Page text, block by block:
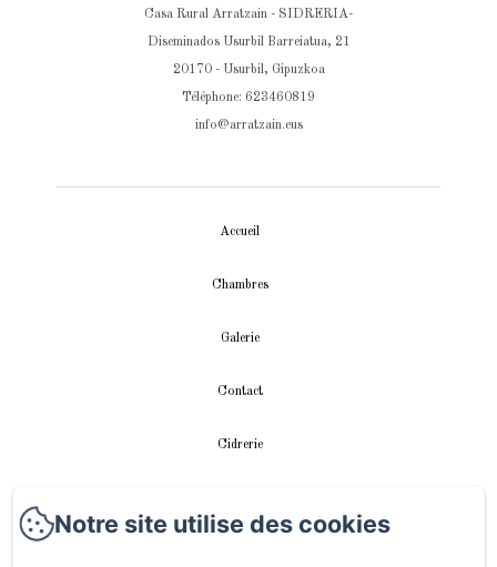
Casa Rural Arratzain - SIDRERIA-
Diseminados Usurbil Barreiatua, 21
20170 - Usurbil, Gipuzkoa
Téléphone: 623460819
info@arratzain.eus
Accueil
Chambres
Galerie
Contact
Cidrerie
Notre site utilise des cookies